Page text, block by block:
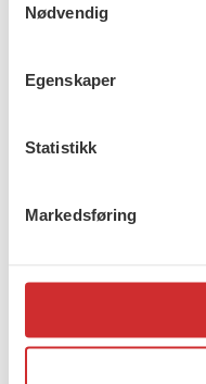
Nødvendig
Egenskaper
Statistikk
Markedsføring